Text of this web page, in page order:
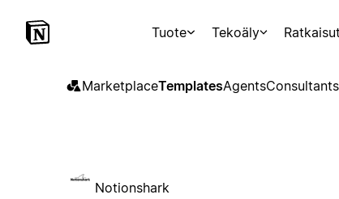
Tuote Tekoäly Ratkaisut
MarketplaceTemplatesAgentsConsultants
Notionshark